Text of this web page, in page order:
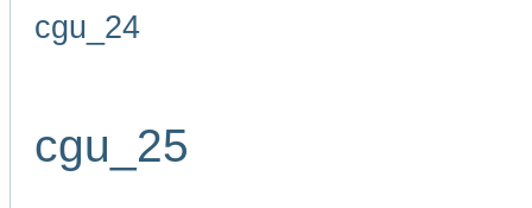
cgu_24
cgu_25